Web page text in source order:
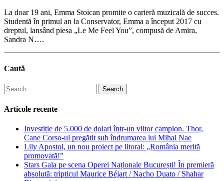
La doar 19 ani, Emma Stoican promite o carieră muzicală de succes.
Studentă în primul an la Conservator, Emma a început 2017 cu
dreptul, lansând piesa „Le Me Feel You”, compusă de Amira,
Sandra N….
Caută
Search
for:
Articole recente
Investiție de 5.000 de dolari într-un viitor campion. Thor,
Cane Corso-ul pregătit sub îndrumarea lui Mihai Nae
Lily Apostol, un nou proiect pe litoral: „România merită
promovată!”
Stars Gala pe scena Operei Naționale București! În premieră
absolută: tripticul Maurice Béjart / Nacho Duato / Shahar